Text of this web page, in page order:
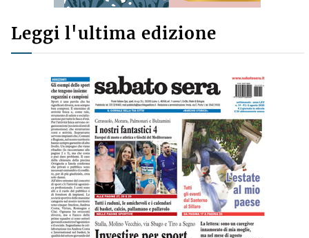
Leggi l'ultima edizione